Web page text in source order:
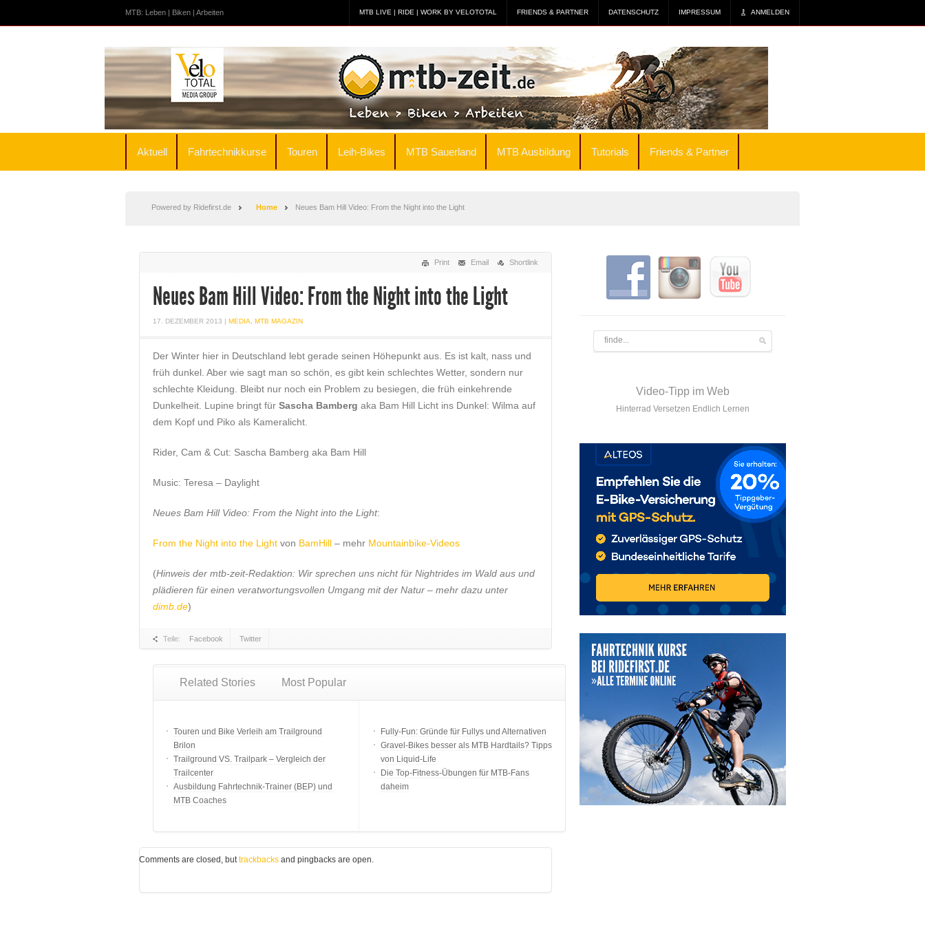
MTB: Leben | Biken | Arbeiten MTB LIVE | RIDE | WORK BY VELOTOTAL FRIENDS & PARTNER DATENSCHUTZ IMPRESSUM ANMELDEN
Aktuell Fahrtechnikkurse Touren Leih-Bikes MTB Sauerland MTB Ausbildung Tutorials Friends & Partner
Powered by Ridefirst.de Home Neues Bam Hill Video: From the Night into the Light
Print Email Shortlink
Neues Bam Hill Video: From the Night into the Light
17. DEZEMBER 2013 | MEDIA MTB MAGAZIN
Der Winter hier in Deutschland lebt gerade seinen Höhepunkt aus. Es ist kalt, nass und
früh dunkel. Aber wie sagt man so schön, es gibt kein schlechtes Wetter, sondern nur
schlechte Kleidung. Bleibt nur noch ein Problem zu besiegen, die früh einkehrende
Dunkelheit. Lupine bringt für Sascha Bamberg aka Bam Hill Licht ins Dunkel: Wilma auf
dem Kopf und Piko als Kameralicht.
Rider, Cam & Cut: Sascha Bamberg aka Bam Hill
Music: Teresa – Daylight
Neues Bam Hill Video: From the Night into the Light:
From the Night into the Light von BamHill – mehr Mountainbike-Videos
(Hinweis der mtb-zeit-Redaktion: Wir sprechen uns nicht für Nightrides im Wald aus und
plädieren für einen veratwortungsvollen Umgang mit der Natur – mehr dazu unter
dimb.de)
Teile: Facebook Twitter
Related Stories Most Popular
Touren und Bike Verleih am Trailground
Brilon
Trailground VS. Trailpark – Vergleich der
Trailcenter
Ausbildung Fahrtechnik-Trainer (BEP) und
MTB Coaches
Fully-Fun: Gründe für Fullys und Alternativen
Gravel-Bikes besser als MTB Hardtails? Tipps
von Liquid-Life
Die Top-Fitness-Übungen für MTB-Fans
daheim
Comments are closed, buttrackbacks and pingbacks are open.
Video-Tipp im Web
Hinterrad Versetzen Endlich Lernen